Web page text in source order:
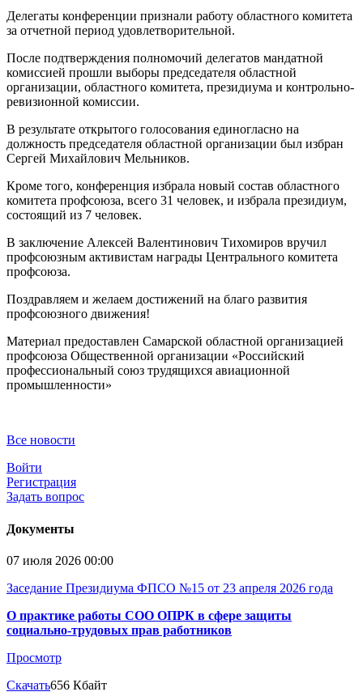
Делегаты конференции признали работу областного комитета
за отчетной период удовлетворительной.
После подтверждения полномочий делегатов мандатной
комиссией про­шли выборы председателя областной
организации, областного комитета, президиума и контрольно-
ревизионной комиссии.
В результате открытого голосования единогласно на
должность председателя областной организации был избран
Сергей Михайлович Мельников.
Кроме того, конференция избрала новый состав областного
комитета проф­союза, всего 31 человек, и избрала президиум,
состоящий из 7 человек.
В заключение Алексей Валентинович Тихомиров вручил
профсоюзным активистам награды Центрального комитета
профсоюза.
Поздравляем и желаем достижений на благо развития
профсоюзного движения!
Материал предоставлен Самарской областной организацией
профсоюза Общественной организации «Российский
профессиональный союз трудящихся авиационной
промышленности»
Все новости
Войти
Регистрация
Задать вопрос
Документы
07 июля 2026 00:00
Заседание Президиума ФПСО №15 от 23 апреля 2026 года
О практике работы СОО ОПРК в сфере защиты
социально-трудовых прав работников
Просмотр
Скачать656 Кбайт